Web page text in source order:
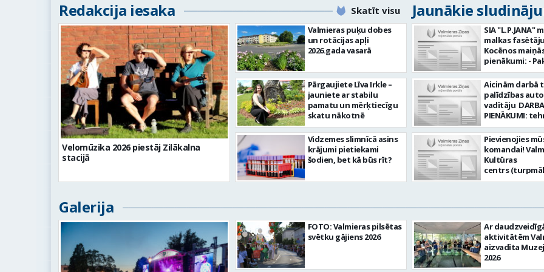
Redakcija iesaka Skatīt visu Jaunākie
Velomūzika 2026 piestāj Zilākalna
stacijā
Valmieras puķu dobes
un rotācijas apļi
2026.gada vasarā
Pārgaujiete Līva Irkle –
jauniete ar stabilu
pamatu un mērķtiecīgu
skatu nākotnē
Vidzemes slimnīcā asins
krājumi pietiekami
šodien, bet kā būs rīt?
SIA "L.P.JANA"
malkas
Kocēnos maiņās.
pienākumi: -
kamīnmalku,
darba
Marķēt un
gatavo
Rūpēties par
darba vietā Prasības
kandidātiem: -
fiziskā izturība
Precizitāte un
Prasme un
komandā Uzņēmums
EUR 1200
laikā izmaksātu
Profesionālus
atbalstošus
Lūgums CV sūtīt
pastu:
Aicinām darbā
palīdzības
vadītāju DARBA
PIENĀKUMI:
palīdzības
evakuācija
remonts
profesionālā
vispārējā vidējā
DE, CE
vadītāja
Pievienojies
komandai!
Kultūras
centrs
Iestāde) aicina
nenoteiktu
vietas adrese:
10, Valmiera Ja Tev ir
vēlme:
skaņas un
iekārtu un to
Galerija
FOTO: Valmieras pilsētas
svētku gājiens 2026
Ar
aktivitātēm
aizvadīta
2026